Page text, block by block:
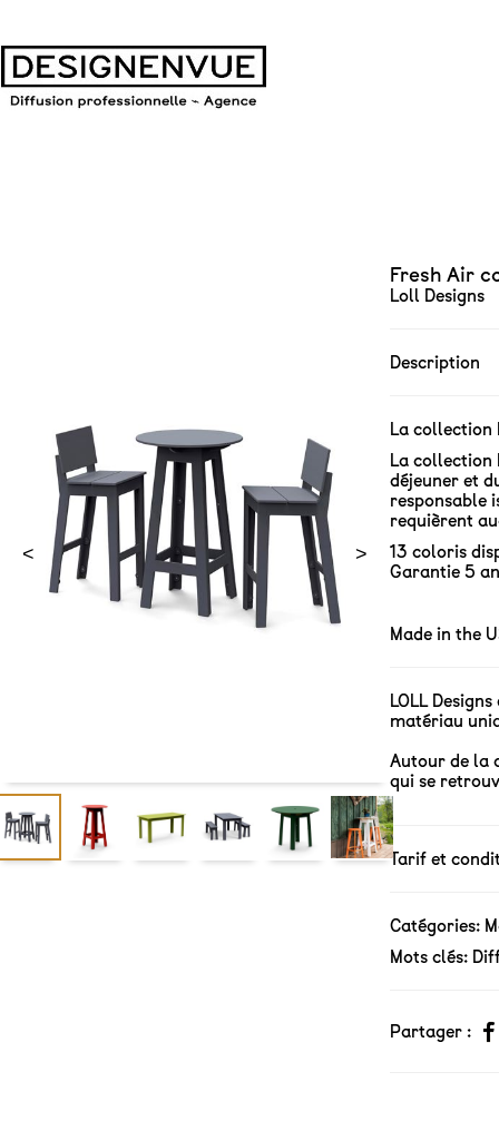
< >
Fresh Air
Loll Designs
Description
La collection
La collection
déjeuner et
responsable
requièrent
13 coloris
Garantie 5
Made in the
LOLL
matériau
Autour de la
qui se
Tarif et
Catégories:
Mots clés:
Partager :